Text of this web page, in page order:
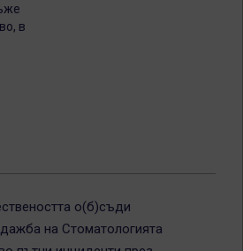
в
о(б)съди
на Стоматологията